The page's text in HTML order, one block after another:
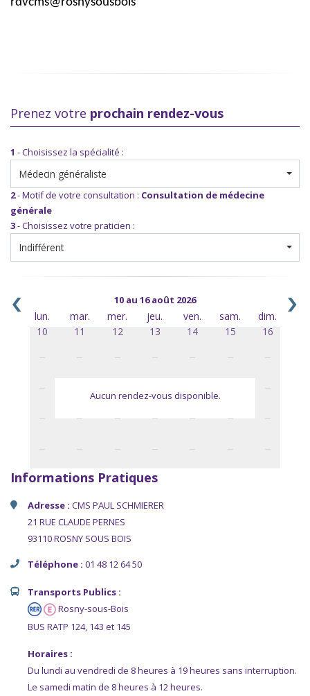
Prenez votre prochain rendez-vous
1 - Choisissez la spécialité :
Médecin généraliste
2- Motif de votre consultation : Consultation de médecine
générale
3- Choisissez votre praticien :
Indifférent
10 au 16 août 2026
lun.
10
mar.
11
mer.
12
jeu.
13
ven.
14
sam.
15
dim.
16
Aucun rendez-vous disponible.
Informations Pratiques
Adresse : CMS PAUL SCHMIERER
21 RUE CLAUDE PERNES
93110 ROSNY SOUS BOIS
Téléphone : 01 48 12 64 50
Transports Publics :
Rosny-sous-Bois
BUS RATP 124, 143 et 145
Horaires :
Du lundi au vendredi de 8 heures à 19 heures sans interruption.
Le samedi matin de 8 heures à 12 heures.